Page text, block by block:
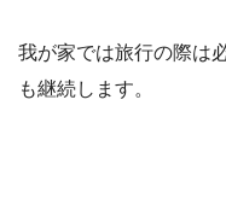
我が家では旅行の際は
も継続します。